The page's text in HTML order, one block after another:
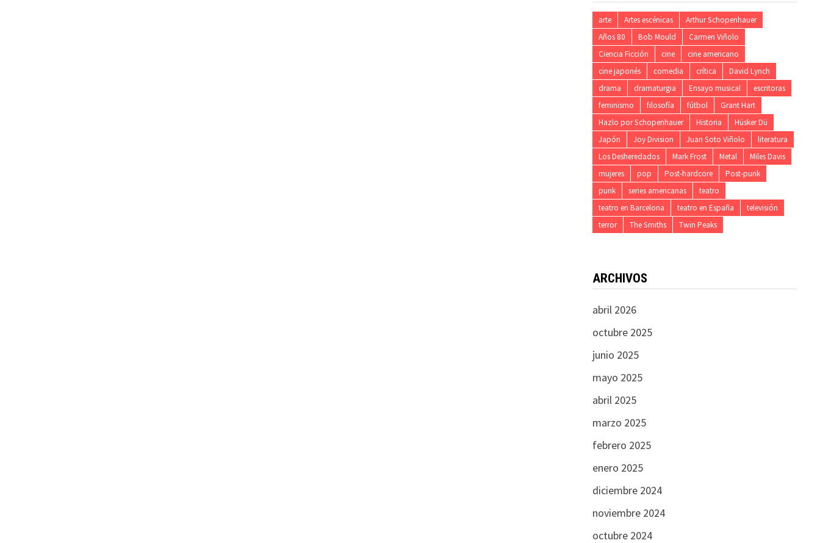
arte Artes escénicas
Arthur Schopenhauer
Años 80
Bob Mould
Carmen Viñolo
Ciencia Ficción
cine
cine americano
cine japonés
comedia crítica
David Lynch
drama
dramaturgia Ensayo musical
escritoras
feminismo
filosofía fútbol
Grant Hart
Hazlo por Schopenhauer
Historia
Hüsker Dü
Japón
Joy Division Juan Soto Viñolo
literatura
Los Desheredados
Mark Frost Metal
Miles Davis
mujeres
pop Post-hardcore
Post-punk
punk
series americanas
teatro
teatro en Barcelona
teatro en España
televisión
terror
The Smiths Twin Peaks
ARCHIVOS
abril 2026
octubre 2025
junio 2025
mayo 2025
abril 2025
marzo 2025
febrero 2025
enero 2025
diciembre 2024
noviembre 2024
octubre 2024